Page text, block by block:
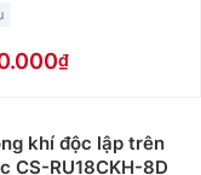
khí độc lập trên
CS-RU18CKH-8D